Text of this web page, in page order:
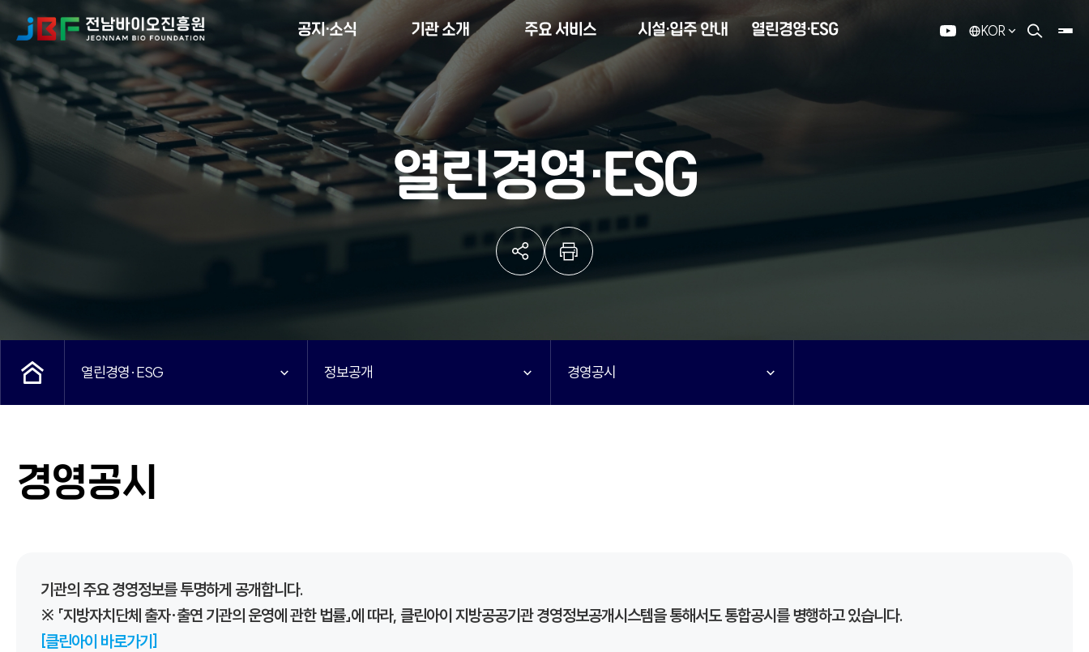
유튜브
KOR
검색 열기
Menu 공지·소식 기관 소개 주요 서비스 시설·입주 안내 열린경영·ESG
열린경영·ESG
열린경영·ESG 정보공개 경영공시
경영공시
기관의 주요 경영정보를 투명하게 공개합니다.
※ 「지방자치단체 출자·출연 기관의 운영에 관한 법률」에 따라, 클린아이 지방공공기관 경영정보공개시스템을 통해서도 통합공시를 병행하고 있습니다.
[클린아이 바로가기]